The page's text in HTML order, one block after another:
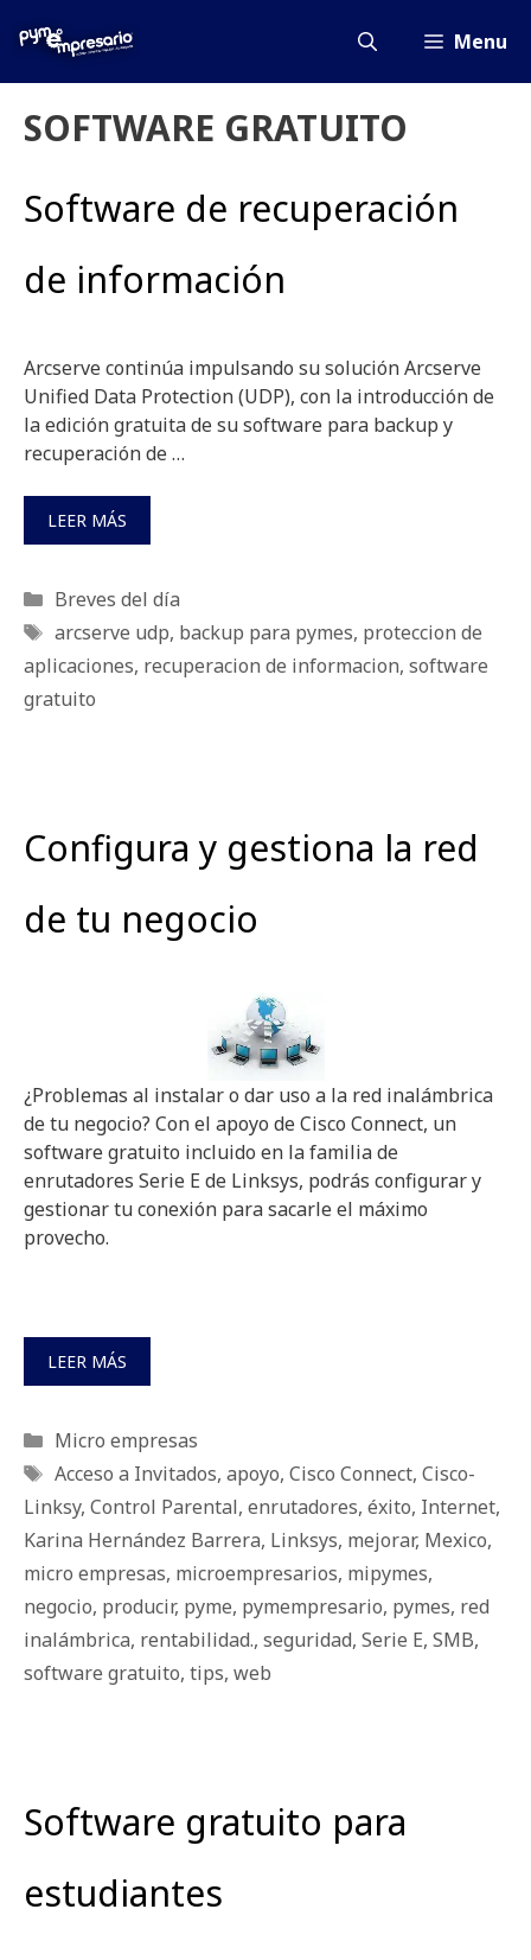
Menu
SOFTWARE GRATUITO
Software de recuperación
de información
Arcserve continúa impulsando su solución Arcserve
Unified Data Protection (UDP), con la introducción de
la edición gratuita de su software para backup y
recuperación de …
LEER MÁS
Categorías
Breves del día
Etiquetas
arcserve udp, backup para pymes, proteccion de
aplicaciones, recuperacion de informacion, software
gratuito
Configura y gestiona la red
de tu negocio
¿Problemas al instalar o dar uso a la red inalámbrica
de tu negocio? Con el apoyo de Cisco Connect, un
software gratuito incluido en la familia de
enrutadores Serie E de Linksys, podrás configurar y
gestionar tu conexión para sacarle el máximo
provecho.
LEER MÁS
Categorías
Micro empresas
Etiquetas
Acceso a Invitados, apoyo, Cisco Connect, Cisco-
Linksy, Control Parental, enrutadores, éxito, Internet,
Karina Hernández Barrera, Linksys, mejorar, Mexico,
micro empresas, microempresarios, mipymes,
negocio, producir, pyme, pymempresario, pymes, red
inalámbrica, rentabilidad., seguridad, Serie E, SMB,
software gratuito, tips, web
Software gratuito para
estudiantes